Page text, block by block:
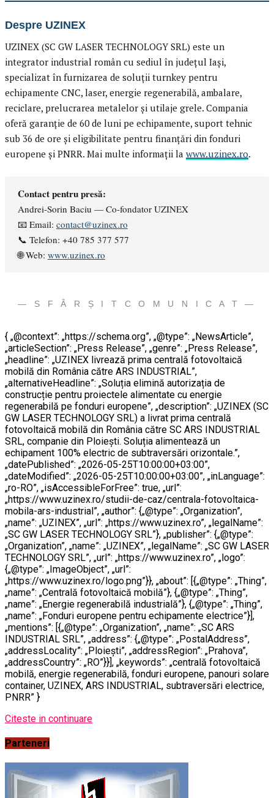
Despre UZINEX
UZINEX (SC GW LASER TECHNOLOGY SRL) este un
integrator industrial român cu sediul în județul Iași,
specializat în furnizarea de soluții turnkey pentru
echipamente CNC, laser, energie regenerabilă, ambalare,
reciclare, prelucrarea metalelor și utilaje grele. Compania
oferă garanție de 60 de luni pe echipamente, suport tehnic
sub 36 de ore și eligibilitate pentru finanțări din fonduri
europene și PNRR. Mai multe informații la www.uzinex.ro.
Contact pentru presă:
Andrei-Sorin Baciu — Co-fondator UZINEX
📧 Email: contact@uzinex.ro
📞 Telefon: +40 785 377 577
🌐 Web: www.uzinex.ro
— S F Â R Ș I T C O M U N I C A T —
{ „@context”: „https://schema.org”, „@type”: „NewsArticle”,
„articleSection”: „Press Release”, „genre”: „Press Release”,
„headline”: „UZINEX livrează prima centrală fotovoltaică
mobilă din România către ARS INDUSTRIAL”,
„alternativeHeadline”: „Soluția elimină autorizația de
construcție pentru proiectele alimentate cu energie
regenerabilă pe fonduri europene”, „description”: „UZINEX (SC
GW LASER TECHNOLOGY SRL) a livrat prima centrală
fotovoltaică mobilă din România către SC ARS INDUSTRIAL
SRL, companie din Ploiești. Soluția alimentează un
echipament 100% electric de subtraversări orizontale.”,
„datePublished”: „2026-05-25T10:00:00+03:00”,
„dateModified”: „2026-05-25T10:00:00+03:00”, „inLanguage”:
„ro-RO”, „isAccessibleForFree”: true, „url”:
„https://www.uzinex.ro/studii-de-caz/centrala-fotovoltaica-
mobila-ars-industrial”, „author”: {„@type”: „Organization”,
„name”: „UZINEX”, „url”: „https://www.uzinex.ro”, „legalName”:
„SC GW LASER TECHNOLOGY SRL”}, „publisher”: {„@type”:
„Organization”, „name”: „UZINEX”, „legalName”: „SC GW LASER
TECHNOLOGY SRL”, „url”: „https://www.uzinex.ro”, „logo”:
{„@type”: „ImageObject”, „url”:
„https://www.uzinex.ro/logo.png”}}, „about”: [{„@type”: „Thing”,
„name”: „Centrală fotovoltaică mobilă”}, {„@type”: „Thing”,
„name”: „Energie regenerabilă industrială”}, {„@type”: „Thing”,
„name”: „Fonduri europene pentru echipamente electrice”}],
„mentions”: [{„@type”: „Organization”, „name”: „SC ARS
INDUSTRIAL SRL”, „address”: {„@type”: „PostalAddress”,
„addressLocality”: „Ploiești”, „addressRegion”: „Prahova”,
„addressCountry”: „RO”}}], „keywords”: „centrală fotovoltaică
mobilă, energie regenerabilă, fonduri europene, panouri solare
container, UZINEX, ARS INDUSTRIAL, subtraversări electrice,
PNRR” }
Citeste in continuare
Parteneri